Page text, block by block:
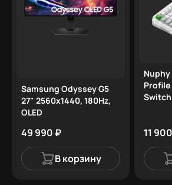
Samsung Odyssey G5
27" 2560x1440, 180Hz,
OLED
49 990 ₽
В корзину
Nuphy
Profile
Switch
11